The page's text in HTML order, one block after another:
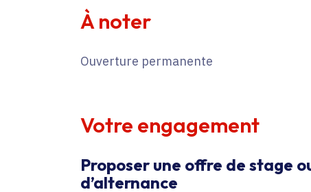
À noter
Ouverture permanente
Votre engagement
Proposer une offre de stage
d’alternance